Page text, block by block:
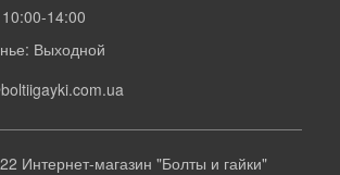
14:00
Выходной
Интернет-магазин "Болты и гайки"